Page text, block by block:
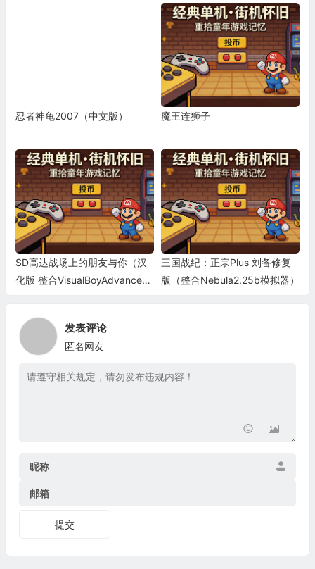
忍者神龟2007（中文版） 魔王连狮子
SD高达战场上的朋友与你（汉
化版 整合VisualBoyAdvance模
三国战纪：正宗Plus 刘备修复
版（整合Nebula2.25b模拟器）
发表评论
匿名网友
昵称
邮箱
提交